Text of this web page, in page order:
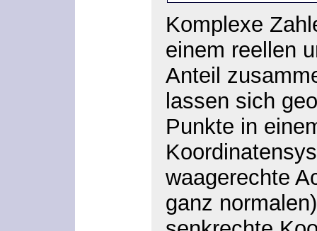
Komplexe
einem reellen
Anteil
lassen sich
Punkte in
waagerechte
ganz